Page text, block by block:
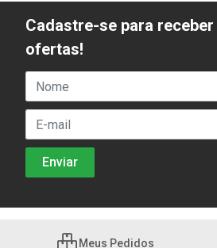
Cadastre-se para
ofertas!
Meus Pedidos